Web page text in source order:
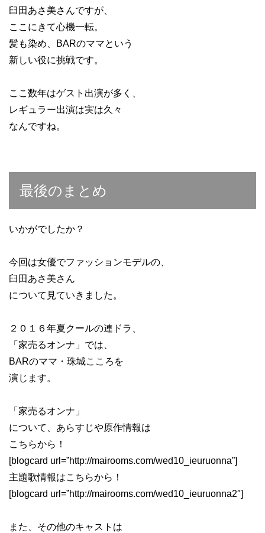
臼田あさ美さんですが、
ここにきて心機一転。
髪も染め、BARのママという
新しい役に挑戦です。
ここ数年はゲスト出演が多く、
レギュラー出演は実は久々
なんですね。
最後のまとめ
いかがでしたか？
今回は女優でファッションモデルの、
臼田あさ美さん
について見ていきました。
２０１６年夏クールの連ドラ、
「家売るオンナ」では、
BARのママ・珠城こころを
演じます。
「家売るオンナ」
について、あらすじや原作情報は
こちらから！
[blogcard url=”http://mairooms.com/wed10_ieuruonna”]
主題歌情報はこちらから！
[blogcard url=”http://mairooms.com/wed10_ieuruonna2″]
また、その他のキャストは